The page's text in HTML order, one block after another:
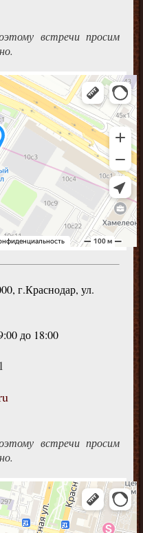
встречи просим
г.Краснодар, ул.
до 18:00
встречи просим